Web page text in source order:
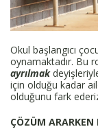
Okul başlangıcı
oynamaktadır. Bu
ayrılmak
için olduğu kadar
olduğunu fark
ÇÖZÜM